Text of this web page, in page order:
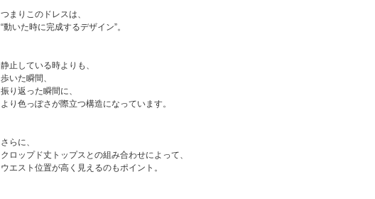
つまりこのドレスは、
“動いた時に完成するデザイン”。
静止している時よりも、
歩いた瞬間、
振り返った瞬間に、
より色っぽさが際立つ構造になっています。
さらに、
クロップド丈トップスとの組み合わせによって、
ウエスト位置が高く見えるのもポイント。